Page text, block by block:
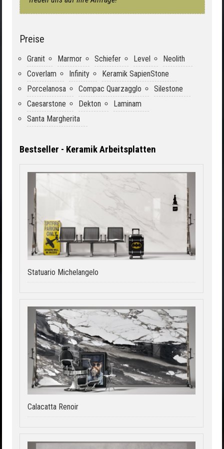
Preise
Granit Marmor Schiefer Level
Neolith
Coverlam
Infinity
Keramik SapienStone
Porcelanosa
Compac Quarzagglo
Silestone
Caesarstone
Dekton
Laminam
Santa Margherita
Bestseller - Keramik Arbeitsplatten
Statuario Michelangelo
Calacatta Renoir